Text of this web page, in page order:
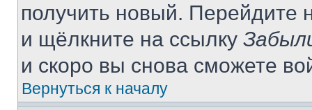
получить новый. Перейдите
и щёлкните на ссылку
и скоро вы снова сможете
Вернуться к началу